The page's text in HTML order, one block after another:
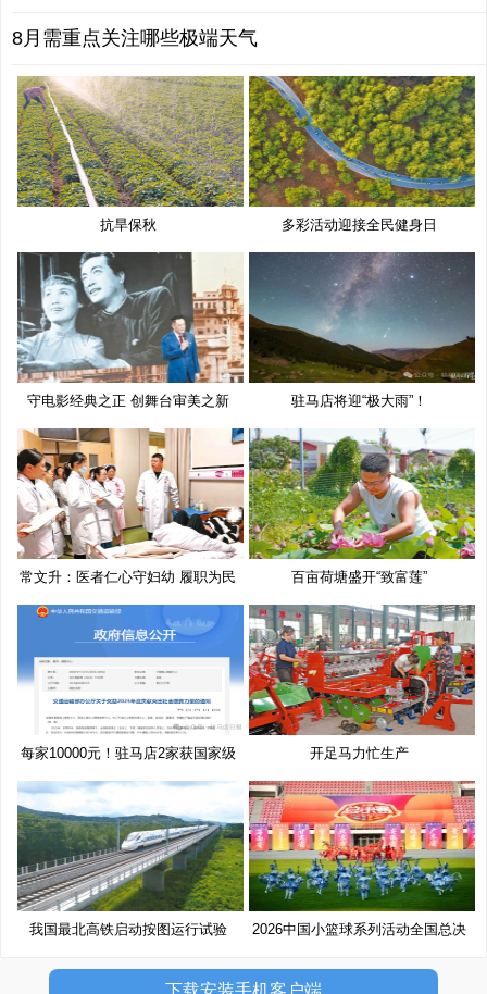
8月需重点关注哪些极端天气
抗旱保秋 多彩活动迎接全民健身日
守电影经典之正 创舞台审美之新 驻马店将迎“极大雨”！
常文升：医者仁心守妇幼 履职为民 百亩荷塘盛开“致富莲”
每家10000元！驻马店2家获国家级
奖
开足马力忙生产
我国最北高铁启动按图运行试验
2026中国小篮球系列活动全国总决